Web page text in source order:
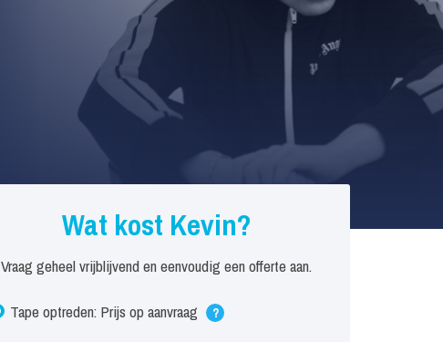
Wat kost Kevin?
Vraag geheel vrijblijvend en eenvoudig een offerte aan.
Tape optreden: Prijs op aanvraag ?